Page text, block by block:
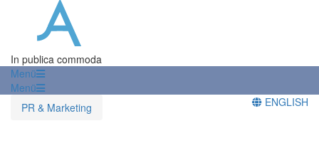
In publica commoda
Menü
Menü
PR & Marketing
ENGLISH